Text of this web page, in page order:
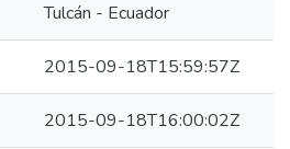
Tulcán - Ecuador
2015-09-18T15:59:57Z
2015-09-18T16:00:02Z